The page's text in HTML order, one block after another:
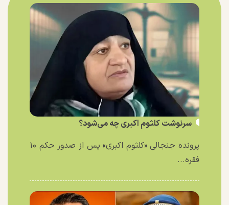
سرنوشت کلثوم اکبری چه می‌شود؟
پرونده جنجالی «کلثوم اکبری» پس از صدور حکم ۱۰
فقره...